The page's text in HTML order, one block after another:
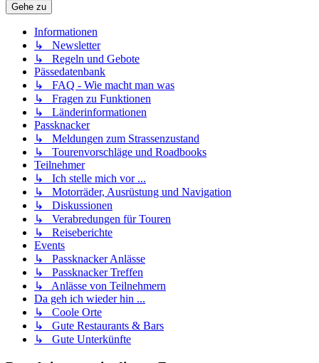
Gehe zu
Informationen
↳ Newsletter
↳ Regeln und Gebote
Pässedatenbank
↳ FAQ - Wie macht man was
↳ Fragen zu Funktionen
↳ Länderinformationen
Passknacker
↳ Meldungen zum Strassenzustand
↳ Tourenvorschläge und Roadbooks
Teilnehmer
↳ Ich stelle mich vor ...
↳ Motorräder, Ausrüstung und Navigation
↳ Diskussionen
↳ Verabredungen für Touren
↳ Reiseberichte
Events
↳ Passknacker Anlässe
↳ Passknacker Treffen
↳ Anlässe von Teilnehmern
Da geh ich wieder hin ...
↳ Coole Orte
↳ Gute Restaurants & Bars
↳ Gute Unterkünfte